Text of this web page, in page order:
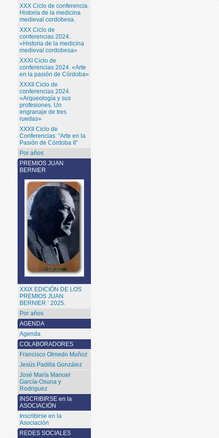
AGENDA
Agenda
COLABORADORES
Francisco Olmedo Muñoz
Jesús Padilla González
José María Manuel
García-Osuna y
Rodriguez
XXX Ciclo de conferencia.
Historia de la medicina
medieval cordobesa.
XXX Ciclo de
conferencias 2024.
«Historia de la medicina
medieval cordobesa»
XXXI Ciclo de
conferencias 2024. «Arte
en la pasión de Córdoba»
XXXII Ciclo de
conferencias 2024.
«Arqueología y sus
profesiones. Un
engranaje de tres
ruedas»
XXXII Ciclo de
Conferencias: “Arte en la
Pasión de Córdoba II”
Por años
INSCRIBIRSE en la
ASOCIACIÓN
Inscribirse en la
Asociación
PREMIOS JUAN
BERNIER
XXIX EDICIÓN DE LOS
PREMIOS JUAN
BERNIER ’ 2025.
Por años
REDES SOCIALES